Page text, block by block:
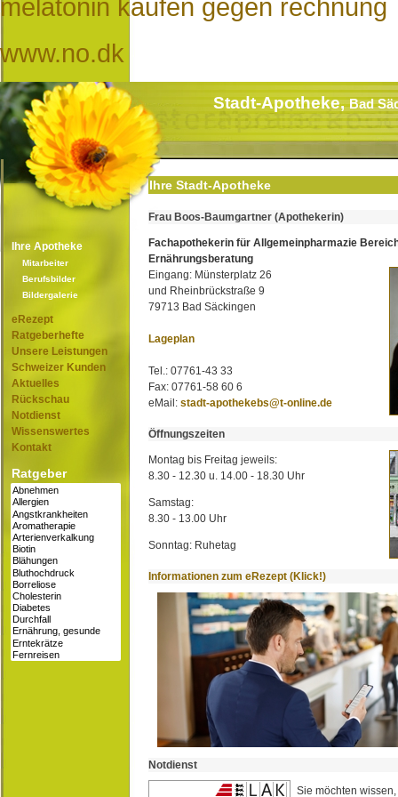
melatonin kaufen gegen rechnung
www.no.dk
Stadt-Apotheke,Bad
Ihre Apotheke
Mitarbeiter
Berufsbilder
Bildergalerie
eRezept
Ratgeberhefte
Unsere Leistungen
Schweizer Kunden
Aktuelles
Rückschau
Notdienst
Wissenswertes
Kontakt
Ratgeber
Ihre Stadt-Apotheke
Frau Boos-Baumgartner (Apothekerin)
Fachapothekerin für Allgemeinpharmazie
Ernährungsberatung
Eingang: Münsterplatz 26
und Rheinbrückstraße 9
79713 Bad Säckingen
Lageplan
Tel.: 07761-43 33
Fax: 07761-58 60 6
eMail: stadt-apothekebs@t-online.de
Öffnungszeiten
Montag bis Freitag jeweils:
8.30 - 12.30 u. 14.00 - 18.30 Uhr
Samstag:
8.30 - 13.00 Uhr
Sonntag: Ruhetag
Informationen zum eRezept (Klick!)
Notdienst
Sie möchten